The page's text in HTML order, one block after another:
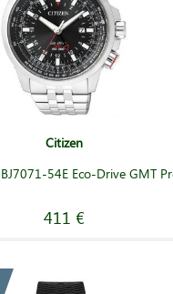
Citizen
54E Eco-Drive GMT
411 €